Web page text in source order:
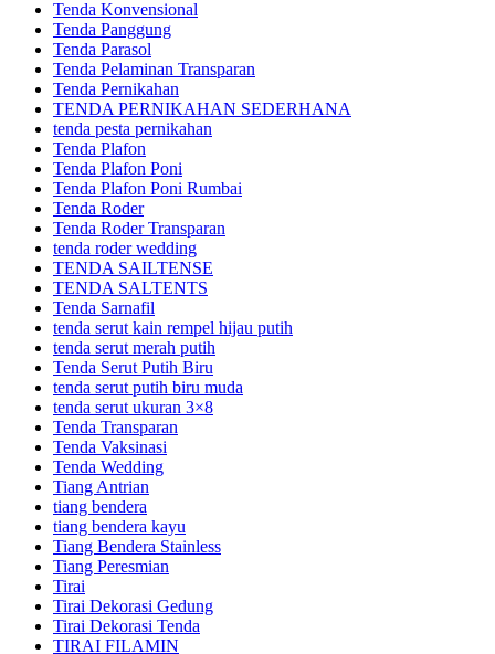
Tenda Konvensional
Tenda Panggung
Tenda Parasol
Tenda Pelaminan Transparan
Tenda Pernikahan
TENDA PERNIKAHAN SEDERHANA
tenda pesta pernikahan
Tenda Plafon
Tenda Plafon Poni
Tenda Plafon Poni Rumbai
Tenda Roder
Tenda Roder Transparan
tenda roder wedding
TENDA SAILTENSE
TENDA SALTENTS
Tenda Sarnafil
tenda serut kain rempel hijau putih
tenda serut merah putih
Tenda Serut Putih Biru
tenda serut putih biru muda
tenda serut ukuran 3×8
Tenda Transparan
Tenda Vaksinasi
Tenda Wedding
Tiang Antrian
tiang bendera
tiang bendera kayu
Tiang Bendera Stainless
Tiang Peresmian
Tirai
Tirai Dekorasi Gedung
Tirai Dekorasi Tenda
TIRAI FILAMIN